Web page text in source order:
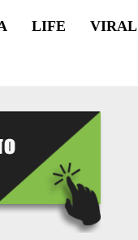
LIFE VIRAL